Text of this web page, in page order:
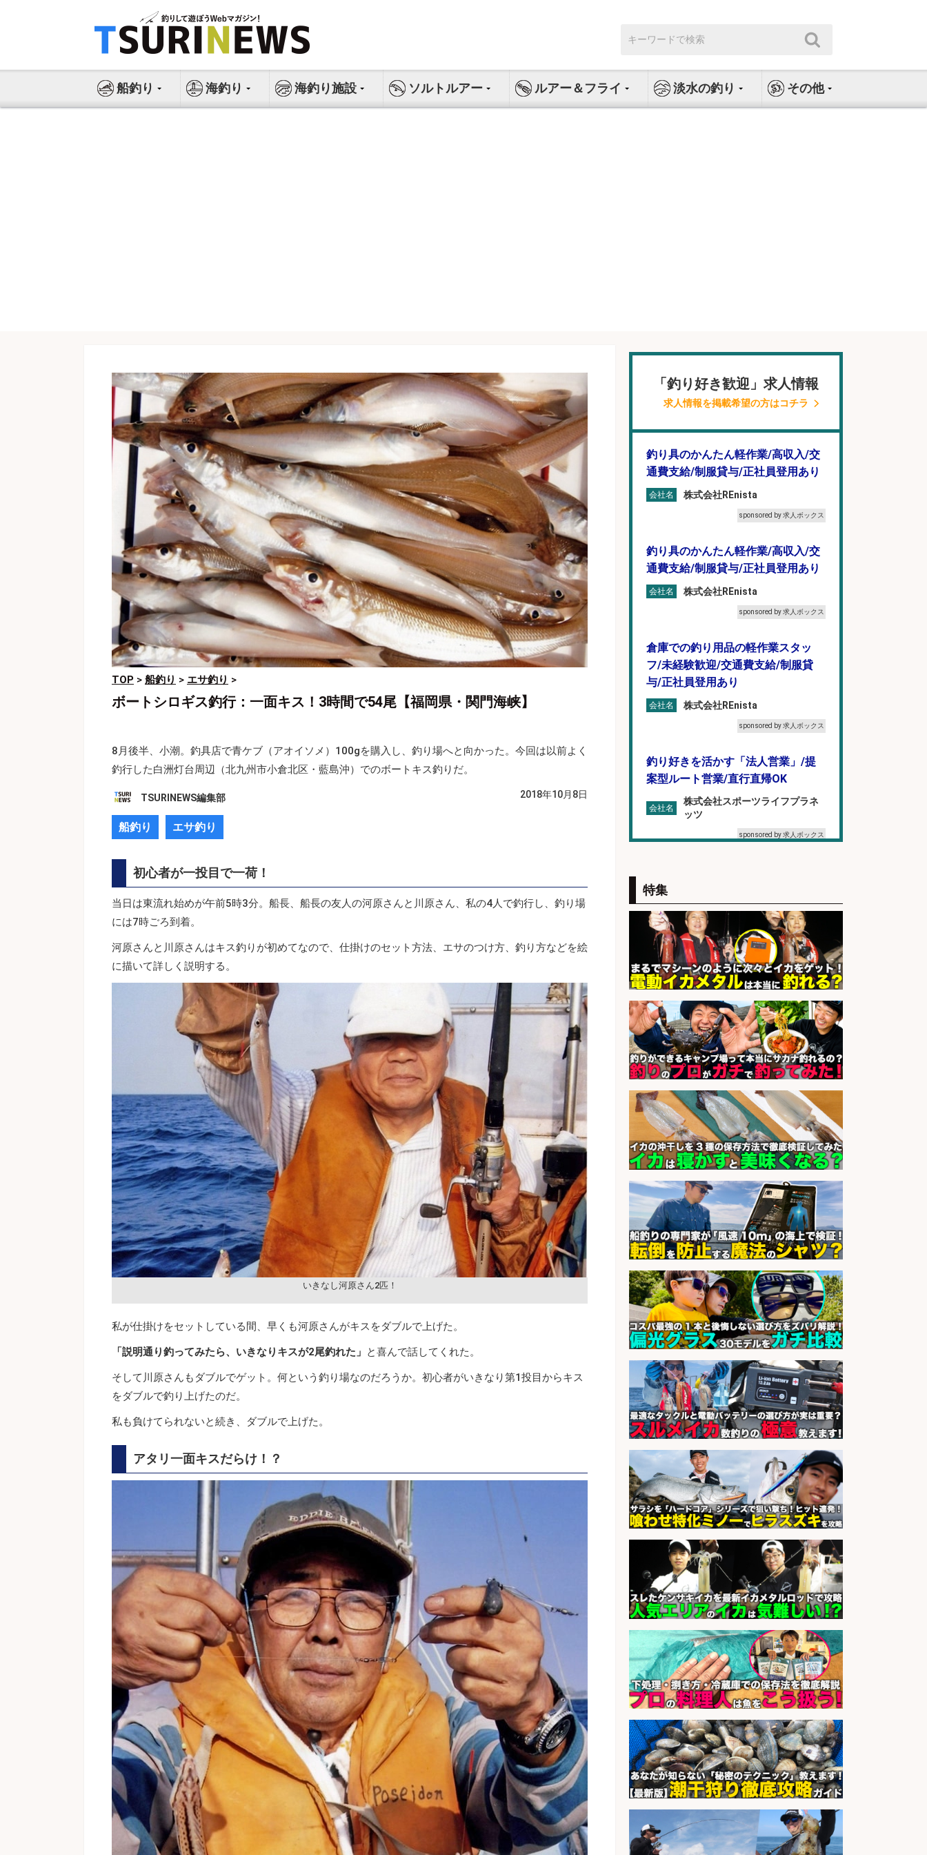
ス
索:
船釣り 海釣り 海釣り施設 ソルトルアー ルアー＆フライ 淡水の釣り その他
TOP > 船釣り > エサ釣り >
ボートシロギス釣行：一面キス！3時間で54尾【福岡県・関門海峡】
8月後半、小潮。釣具店で青ケブ（アオイソメ）100gを購入し、釣り場へと向かった。今回は以前よく
釣行した白洲灯台周辺（北九州市小倉北区・藍島沖）でのボートキス釣りだ。
TSURINEWS編集部 2018年10月8日
船釣り エサ釣り
初心者が一投目で一荷！
当日は東流れ始めが午前5時3分。船長、船長の友人の河原さんと川原さん、私の4人で釣行し、釣り場
には7時ごろ到着。
河原さんと川原さんはキス釣りが初めてなので、仕掛けのセット方法、エサのつけ方、釣り方などを絵
に描いて詳しく説明する。
いきなし河原さん2匹！
私が仕掛けをセットしている間、早くも河原さんがキスをダブルで上げた。
「説明通り釣ってみたら、いきなりキスが2尾釣れた」 と喜んで話してくれた。
そして川原さんもダブルでゲット。何という釣り場なのだろうか。初心者がいきなり第1投目からキス
をダブルで釣り上げたのだ。
私も負けてられないと続き、ダブルで上げた。
アタリ一面キスだらけ！？
「釣り好き歓迎」求人情報
求人情報を掲載希望の方はコチラ
釣り具のかんたん軽作業/高収入/交
通費支給/制服貸与/正社員登用あり
会社名 株式会社REnista
sponsored by 求人ボックス
釣り具のかんたん軽作業/高収入/交
通費支給/制服貸与/正社員登用あり
会社名 株式会社REnista
sponsored by 求人ボックス
倉庫での釣り用品の軽作業スタッ
フ/未経験歓迎/交通費支給/制服貸
与/正社員登用あり
会社名 株式会社REnista
sponsored by 求人ボックス
釣り好きを活かす「法人営業」/提
案型ルート営業/直行直帰OK
会社名
株式会社スポーツライフプラネ
ッツ
sponsored by 求人ボックス
フ/未経験歓迎/交通費支給/制服貸
与/正社員登用あり
会社名 株式会社REnista
sponsored by 求人ボックス
釣り好き必見「釣具の設計開
発」/DAIWA公認製品/年休117日
会社名
株式会社スポーツライフプラネ
ッツ
sponsored by 求人ボックス
WEBデザイナー・WEBディレクタ
ー/未経験OK 釣具店でSNS運用&動
画編集のお仕事
会社名
株式会社スタッフサービス エン
ジニアガイド
sponsored by 求人ボックス
福岡/未経験歓迎「ルート営業」/釣
り好き歓迎/インセンティブ
会社名 広松久水産株式会社
sponsored by 求人ボックス
オキアミをはじめとする釣り餌の
「製造」/釣り好き歓迎
sponsored by 求人ボックス
魚の「バイヤー」貴方の目利きでヒ
ットを生む、裁量バイヤー募集
会社名 株式会社コムライン
sponsored by 求人ボックス
さらに求人情報を見る
特集